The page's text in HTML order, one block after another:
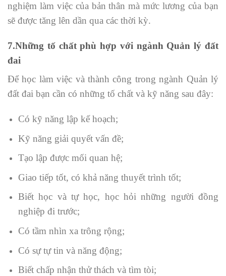
nghiệm làm việc của bản thân mà mức lương của bạn
sẽ được tăng lên dần qua các thời kỳ.
7.Những tố chất phù hợp với ngành Quản lý đất
đai
Để học làm việc và thành công trong ngành Quản lý
đất đai bạn cần có những tố chất và kỹ năng sau đây:
Có kỹ năng lập kế hoạch;
Kỹ năng giải quyết vấn đề;
Tạo lập được mối quan hệ;
Giao tiếp tốt, có khả năng thuyết trình tốt;
Biết học và tự học, học hỏi những người đồng
nghiệp đi trước;
Có tầm nhìn xa trông rộng;
Có sự tự tin và năng động;
Biết chấp nhận thử thách và tìm tòi;